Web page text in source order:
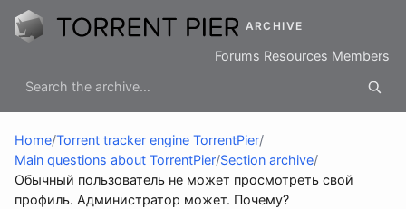
ARCHIVE
Forums Resources Members
Home/Torrent tracker engine TorrentPier/
Main questions about TorrentPier/Section archive/
Обычный пользователь не может просмотреть свой
профиль. Администратор может. Почему?